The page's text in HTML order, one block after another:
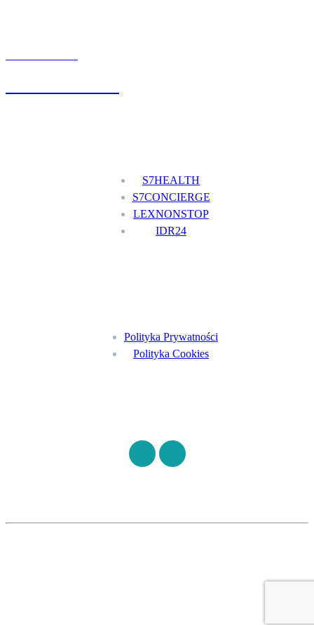
S7HEALTH
S7CONCIERGE
LEXNONSTOP
IDR24
Polityka Prywatności
Polityka Cookies